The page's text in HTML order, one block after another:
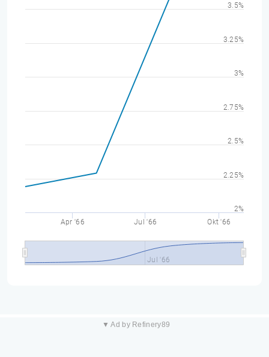
Apr '66 Jul '66 Okt '66
Jul '66
2%
2.25%
2.5%
2.75%
3%
3.25%
3.5%
▼ Ad by Refinery89